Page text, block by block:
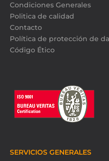
Condiciones Generales
Politica de calidad
Contacto
Política de protección de
Código Ético
SERVICIOS GENERALES